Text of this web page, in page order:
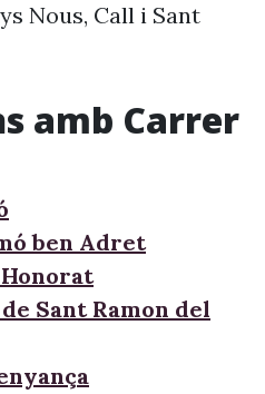
Nous, Call i Sant
amb Carrer
ben Adret
Sant Ramon del